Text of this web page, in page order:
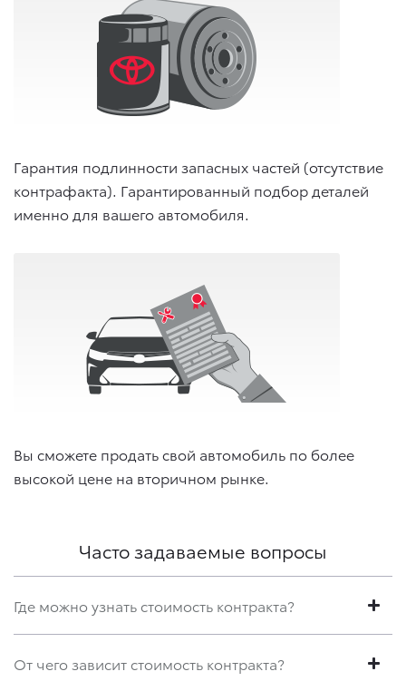
Гарантия подлинности запасных частей (отсутствие
контрафакта). Гарантированный подбор деталей
именно для вашего автомобиля.
Вы сможете продать свой автомобиль по более
высокой цене на вторичном рынке.
Часто задаваемые вопросы
Где можно узнать стоимость контракта?
От чего зависит стоимость контракта?